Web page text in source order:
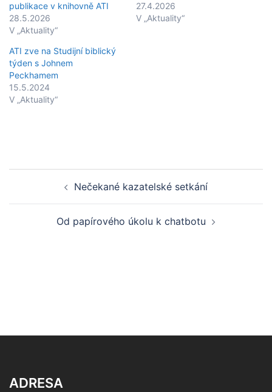
publikace v knihovně ATI
28.5.2026
V „Aktuality“
27.4.2026
V „Aktuality“
ATI zve na Studijní biblický
týden s Johnem
Peckhamem
15.5.2024
V „Aktuality“
navigationNečekané kazatelské setkání
Od papírového úkolu k chatbotu
ADRESA